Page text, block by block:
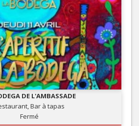
DE L'AMBASSADE
Bar à tapas
Fermé